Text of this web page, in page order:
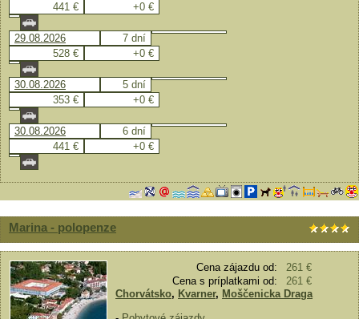
441 €
+0 €
29.08.2026
7 dní
528 €
+0 €
30.08.2026
5 dní
353 €
+0 €
30.08.2026
6 dní
441 €
+0 €
Marina - polopenze
Cena zájazdu od:
261 €
Cena s príplatkami od:
261 €
Chorvátsko, Kvarner, Moščenicka Draga